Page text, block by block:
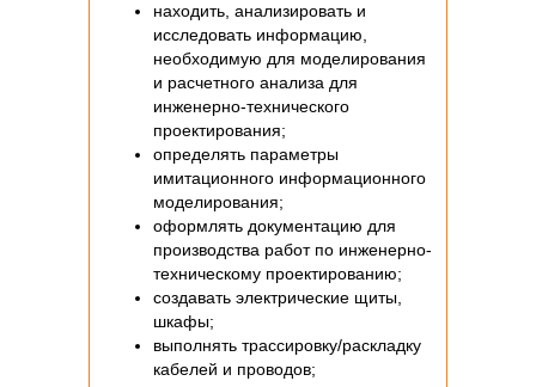
находить, анализировать и
исследовать информацию,
необходимую для моделирования
и расчетного анализа для
инженерно-технического
проектирования;
определять параметры
имитационного информационного
моделирования;
оформлять документацию для
производства работ по инженерно-
техническому проектированию;
создавать электрические щиты,
шкафы;
выполнять трассировку/раскладку
кабелей и проводов;